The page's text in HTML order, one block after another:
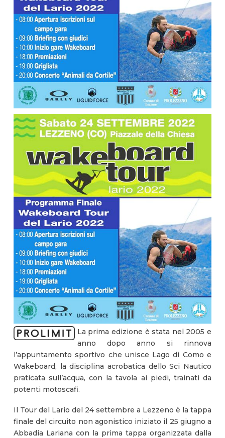
La prima edizione è stata nel 2005 e
anno dopo anno si rinnova
l’appuntamento sportivo che unisce Lago di Como e
Wakeboard, la disciplina acrobatica dello Sci Nautico
praticata sull’acqua, con la tavola ai piedi, trainati da
potenti motoscafi.
Il Tour del Lario del 24 settembre a Lezzeno è la tappa
finale del circuito non agonistico iniziato il 25 giugno a
Abbadia Lariana con la prima tappa organizzata dalla